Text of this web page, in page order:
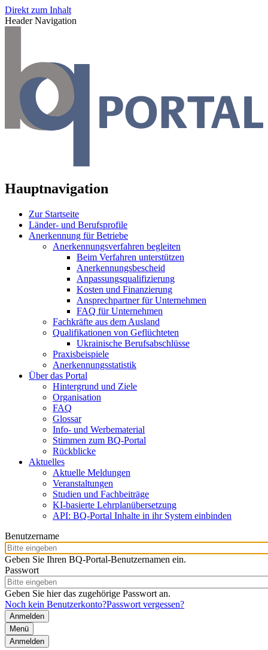
Direkt zum Inhalt
Header Navigation
Hauptnavigation
Zur Startseite
Länder- und Berufsprofile
Anerkennung für Betriebe
Anerkennungsverfahren begleiten
Beim Verfahren unterstützen
Anerkennungsbescheid
Anpassungsqualifizierung
Kosten und Finanzierung
Ansprechpartner für Unternehmen
FAQ für Unternehmen
Fachkräfte aus dem Ausland
Qualifikationen von Geflüchteten
Ukrainische Berufsabschlüsse
Praxisbeispiele
Anerkennungsstatistik
Über das Portal
Hintergrund und Ziele
Organisation
FAQ
Glossar
Info- und Werbematerial
Stimmen zum BQ-Portal
Rückblicke
Aktuelles
Aktuelle Meldungen
Veranstaltungen
Studien und Fachbeiträge
KI-basierte Lehrplanübersetzung
API: BQ-Portal Inhalte in ihr System einbinden
Benutzername
Geben Sie Ihren BQ-Portal-Benutzernamen ein.
Passwort
Geben Sie hier das zugehörige Passwort an.
Noch kein Benutzerkonto?Passwort vergessen?
Menü
Anmelden